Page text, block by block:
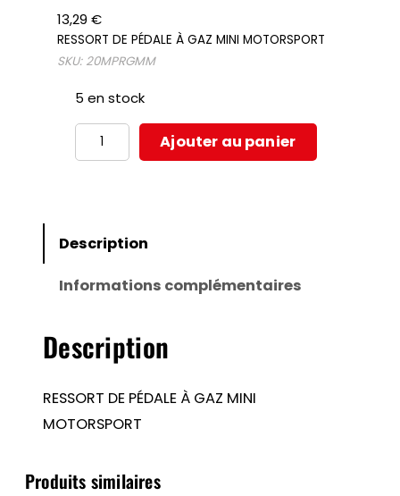
13,29€
RESSORT DE PÉDALE À GAZ MINI MOTORSPORT
SKU: 20MPRGMM
5 en stock
quantité
de
PÉDALE
GAZ
MOTORSPORT
Ajouter au panier
Description
Informations complémentaires
Description
RESSORT DE PÉDALE À GAZ MINI
MOTORSPORT
Produits similaires